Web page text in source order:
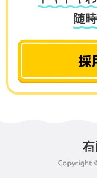
随
採
Copyright